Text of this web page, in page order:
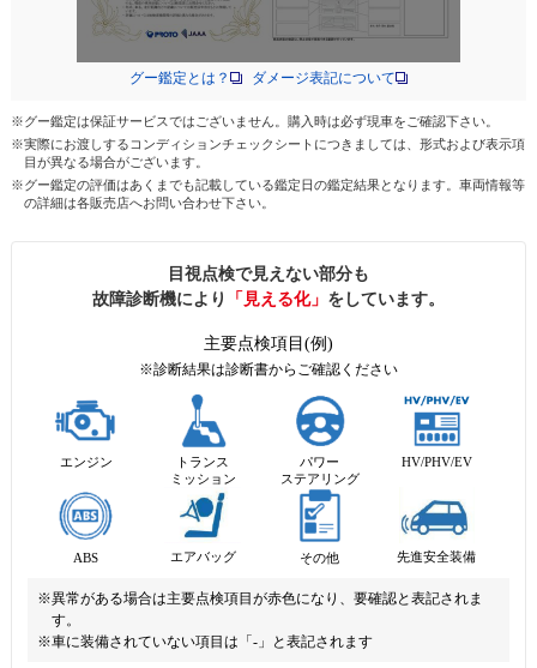
グー鑑定とは？ ダメージ表記について
※グー鑑定は保証サービスではございません。購入時は必ず現車をご確認下さい。
※実際にお渡しするコンディションチェックシートにつきましては、形式および表示項
目が異なる場合がございます。
※グー鑑定の評価はあくまでも記載している鑑定日の鑑定結果となります。車両情報等
の詳細は各販売店へお問い合わせ下さい。
目視点検で見えない部分も
故障診断機により
「見える化」 をしています。
主要点検項目(例)
※診断結果は診断書からご確認ください
エンジン
トランス
ミッション
パワー
ステアリング
HV/PHV/EV
ABS エアバッグ その他 先進安全装備
※異常がある場合は主要点検項目が赤色になり、要確認と表記されま
す。
※車に装備されていない項目は「-」と表記されます